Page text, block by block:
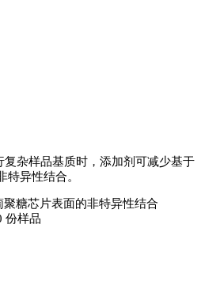
复杂样品基质时，添加剂可减少基于
特异性结合。
聚糖芯片表面的非特异性结合
份样品